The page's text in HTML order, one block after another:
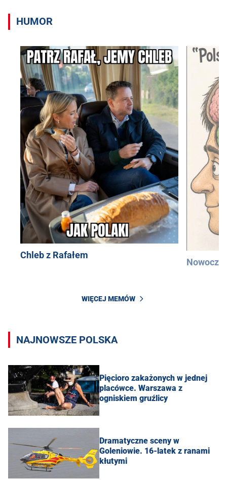
HUMOR
Chleb z Rafałem
WIĘCEJ MEMÓW
NAJNOWSZE POLSKA
Pięcioro zakażonych w jednej
placówce. Warszawa z
ogniskiem gruźlicy
Dramatyczne sceny w
Goleniowie. 16-latek z ranami
kłutymi